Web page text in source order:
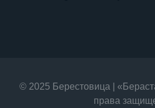
© 2025 Берестовица |
права